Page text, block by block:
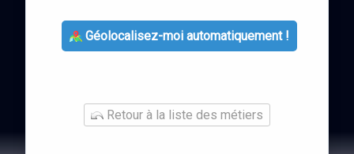
Géolocalisez-moi automatiquement !
Retour à la liste des métiers